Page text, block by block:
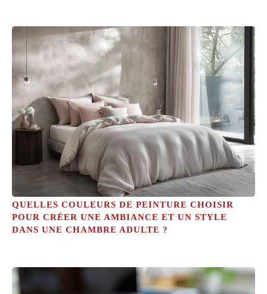
QUELLES COULEURS DE PEINTURE CHOISIR
POUR CRÉER UNE AMBIANCE ET UN STYLE
DANS UNE CHAMBRE ADULTE ?